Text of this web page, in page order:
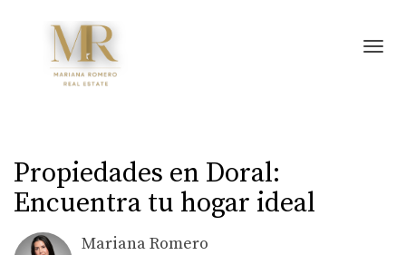
Propiedades en Doral:
Encuentra tu hogar ideal
Mariana Romero